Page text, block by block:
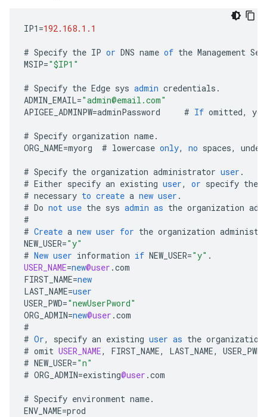
IP1 =192.168.1.1
# Specify the IP or DNS name of the Management
MSIP="$IP1"
# Specify the Edge sys admin credentials .
ADMIN_EMAIL="admin@email.com"
APIGEE_ADMINPW=adminPassword # If omitted, you
# Specify organization name.
ORG_NAME=myorg # lowercase only, no spaces,
# Specify the organization administrator user .
# Either specify an existing user, or specify the
# necessary to create a new user .
# Do not use the sys admin as the organization
#
# Create a new user for the organization
NEW_USER="y"
# New user information if NEW_USER="y" .
USER_NAME=new@user .com
FIRST_NAME=new
LAST_NAME=user
USER_PWD="newUserPword"
ORG_ADMIN=new@user .com
#
# Or, specify an existing user as the organization
# omit USER_NAME, FIRST_NAME, LAST_NAME, USER_PWD
# NEW_USER="n"
# ORG_ADMIN=existing@user .com
# Specify environment name.
ENV_NAME=prod